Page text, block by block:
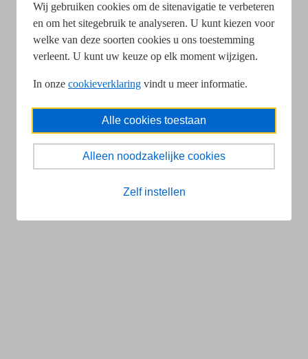
Wij gebruiken cookies om de sitenavigatie te verbeteren
en om het sitegebruik te analyseren. U kunt kiezen voor
welke van deze soorten cookies u ons toestemming
verleent. U kunt uw keuze op elk moment wijzigen.
In onze cookieverklaring vindt u meer informatie.
Alle cookies toestaan
Alleen noodzakelijke cookies
Zelf instellen